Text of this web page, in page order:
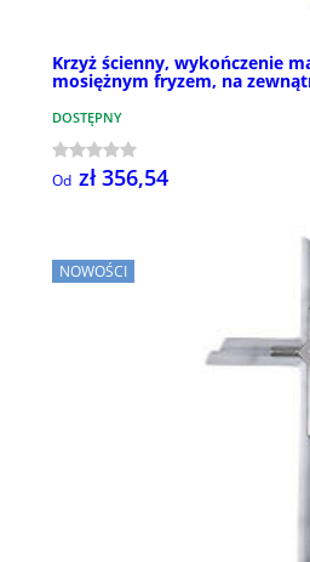
Krzyż ścienny, wykończenie
mosiężnym fryzem, na
DOSTĘPNY
Od zł 356,54
NOWOŚCI